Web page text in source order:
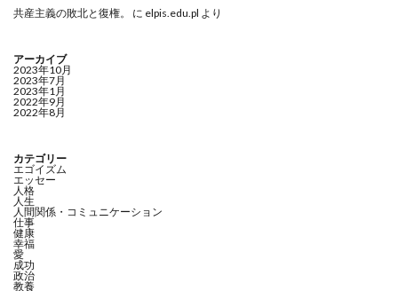
共産主義の敗北と復権。
に elpis.edu.pl より
アーカイブ
2023年10月
2023年7月
2023年1月
2022年9月
2022年8月
カテゴリー
エゴイズム
エッセー
人格
人生
人間関係・コミュニケーション
仕事
健康
幸福
愛
成功
政治
教養